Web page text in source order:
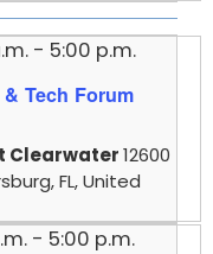
Tech Forum
- 5:00 p.m.
Clearwater12600
FL, United
- 5:00 p.m.